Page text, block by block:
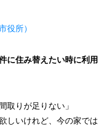
役所）
に住み替えたい時に利用
取りが足りない」
しいけれど、今の家では